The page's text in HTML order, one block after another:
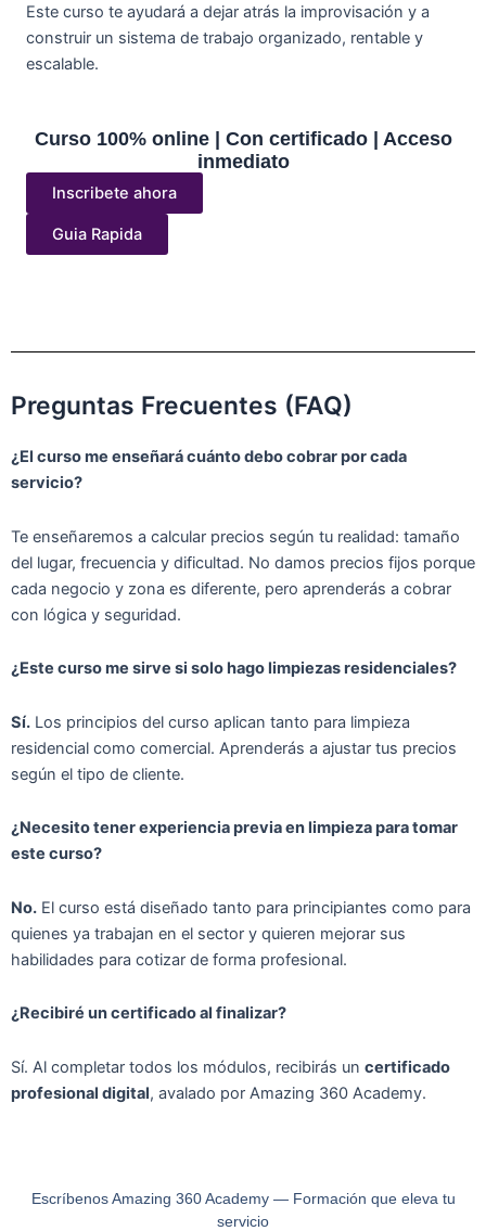
Este curso te ayudará a dejar atrás la improvisación y a
construir un sistema de trabajo organizado, rentable y
escalable.
Curso 100% online | Con certificado | Acceso
inmediato
Inscribete ahora
Guia Rapida
Preguntas Frecuentes (FAQ)
¿El curso me enseñará cuánto debo cobrar por cada
servicio?
Te enseñaremos a calcular precios según tu realidad: tamaño
del lugar, frecuencia y dificultad. No damos precios fijos porque
cada negocio y zona es diferente, pero aprenderás a cobrar
con lógica y seguridad.
¿Este curso me sirve si solo hago limpiezas residenciales?
Sí. Los principios del curso aplican tanto para limpieza
residencial como comercial. Aprenderás a ajustar tus precios
según el tipo de cliente.
¿Necesito tener experiencia previa en limpieza para tomar
este curso?
No. El curso está diseñado tanto para principiantes como para
quienes ya trabajan en el sector y quieren mejorar sus
habilidades para cotizar de forma profesional.
¿Recibiré un certificado al finalizar?
Sí. Al completar todos los módulos, recibirás un certificado
profesional digital, avalado por Amazing 360 Academy.
Escríbenos Amazing 360 Academy — Formación que eleva tu
servicio